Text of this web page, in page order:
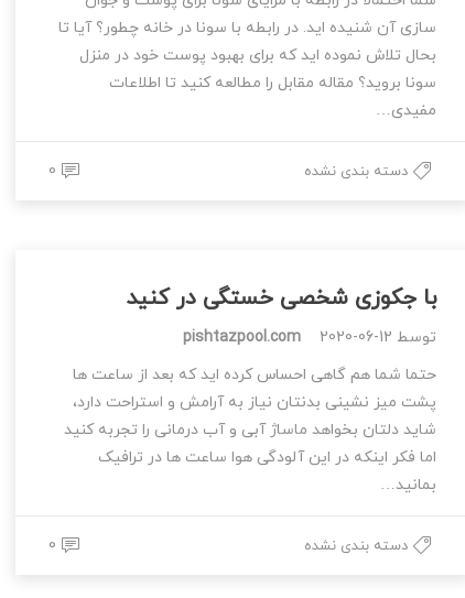
سازی آن شنیده اید. در رابطه با سونا در خانه چطور؟ آیا تا
بحال تلاش نموده اید که برای بهبود پوست خود در منزل
سونا بروید؟ مقاله مقابل را مطالعه کنید تا اطلاعات
مفیدی…
دسته بندی نشده 0
با جکوزی شخصی خستگی در کنید
توسط pishtazpool.com
2020-06-12
حتما شما هم گاهی احساس کرده اید که بعد از ساعت ها
پشت میز نشینی بدنتان نیاز به آرامش و استراحت دارد،
شاید دلتان بخواهد ماساژ آبی و آب درمانی را تجربه کنید
اما فکر اینکه در این آلودگی هوا ساعت ها در ترافیک
بمانید…
دسته بندی نشده 0